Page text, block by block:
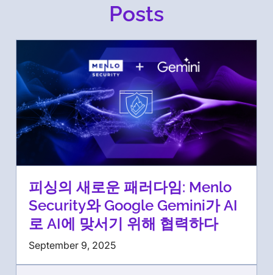
Posts
피싱의 새로운 패러다임: Menlo
Security와 Google Gemini가 AI
로 AI에 맞서기 위해 협력하다
September 9, 2025